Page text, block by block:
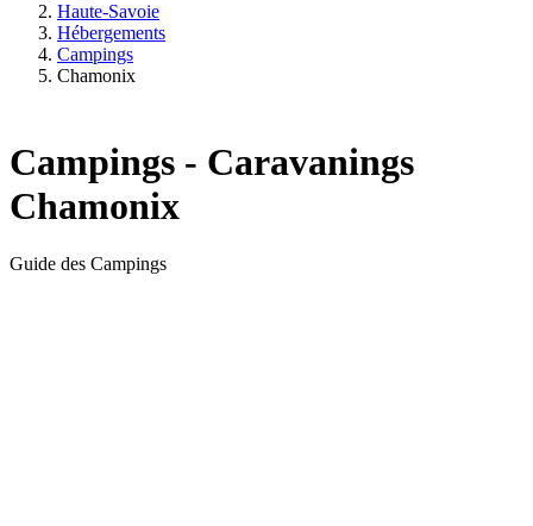
Haute-Savoie
Hébergements
Campings
Chamonix
Campings - Caravanings
Chamonix
Guide des Campings